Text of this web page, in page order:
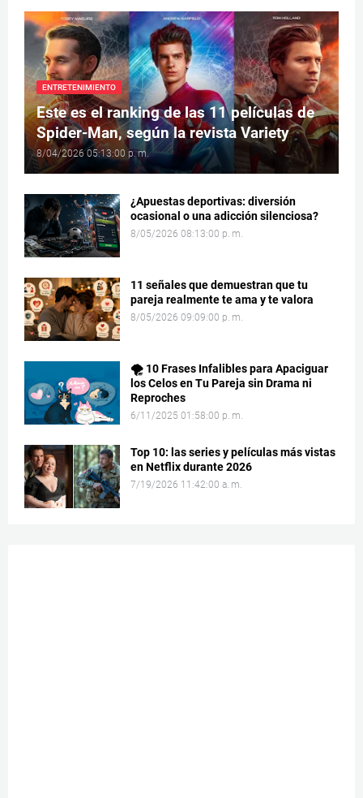
ENTRETENIMIENTO
Este es el ranking de las 11 películas de
Spider-Man, según la revista Variety
8/04/2026 05:13:00 p. m.
¿Apuestas deportivas: diversión
ocasional o una adicción silenciosa?
8/05/2026 08:13:00 p. m.
11 señales que demuestran que tu
pareja realmente te ama y te valora
8/05/2026 09:09:00 p. m.
🌪️ 10 Frases Infalibles para Apaciguar
los Celos en Tu Pareja sin Drama ni
Reproches
6/11/2025 01:58:00 p. m.
Top 10: las series y películas más vistas
en Netflix durante 2026
7/19/2026 11:42:00 a. m.